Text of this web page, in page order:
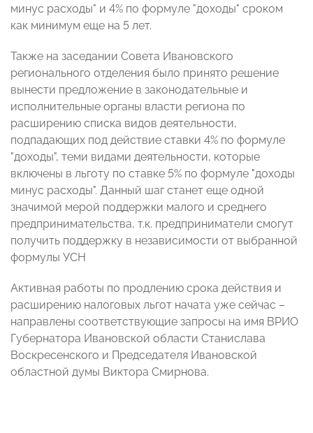
минус расходы" и 4% по формуле "доходы" сроком
как минимум еще на 5 лет.
Также на заседании Совета Ивановского
регионального отделения было принято решение
вынести предложение в законодательные и
исполнительные органы власти региона по
расширению списка видов деятельности,
подпадающих под действие ставки 4% по формуле
"доходы", теми видами деятельности, которые
включены в льготу по ставке 5% по формуле "доходы
минус расходы". Данный шаг станет еще одной
значимой мерой поддержки малого и среднего
предпринимательства, т.к. предприниматели смогут
получить поддержку в независимости от выбранной
формулы УСН
Активная работы по продлению срока действия и
расширению налоговых льгот начата уже сейчас –
направлены соответствующие запросы на имя ВРИО
Губернатора Ивановской области Станислава
Воскресенского и Председателя Ивановской
областной думы Виктора Смирнова.